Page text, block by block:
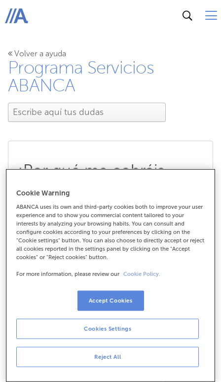
ABANCA
Volver a ayuda
Programa Servicios
ABANCA
¿Por qué me cobráis
comisiones por mis
cuentas?
¿Por qué me cobráis comisiones por
asociado el pago por los servicios que te ofrecemos.
Entre estos servicios están:
Información detallada de los movimientos y
operaciones realizados en tu cuenta
Atención multicanal gratuita 365 días al año, 7 días
a la semana y las 24 horas del día: cajeros,
Cookie Warning
ABANCA uses its own and third-party cookies both to improve your user
experience and to show you commercial content tailored to your
interests by analyzing your browsing habits. You can consult and
configure cookies according to your preferences by clicking on the
"Cookie settings" button. You can also choose to directly accept or reject
all cookies reported in the settings panel by clicking on the "Accept
cookies" or "Reject cookies" button.
For more information, please review our Cookie Policy.
Reject All
Cookies Settings
Accept Cookies